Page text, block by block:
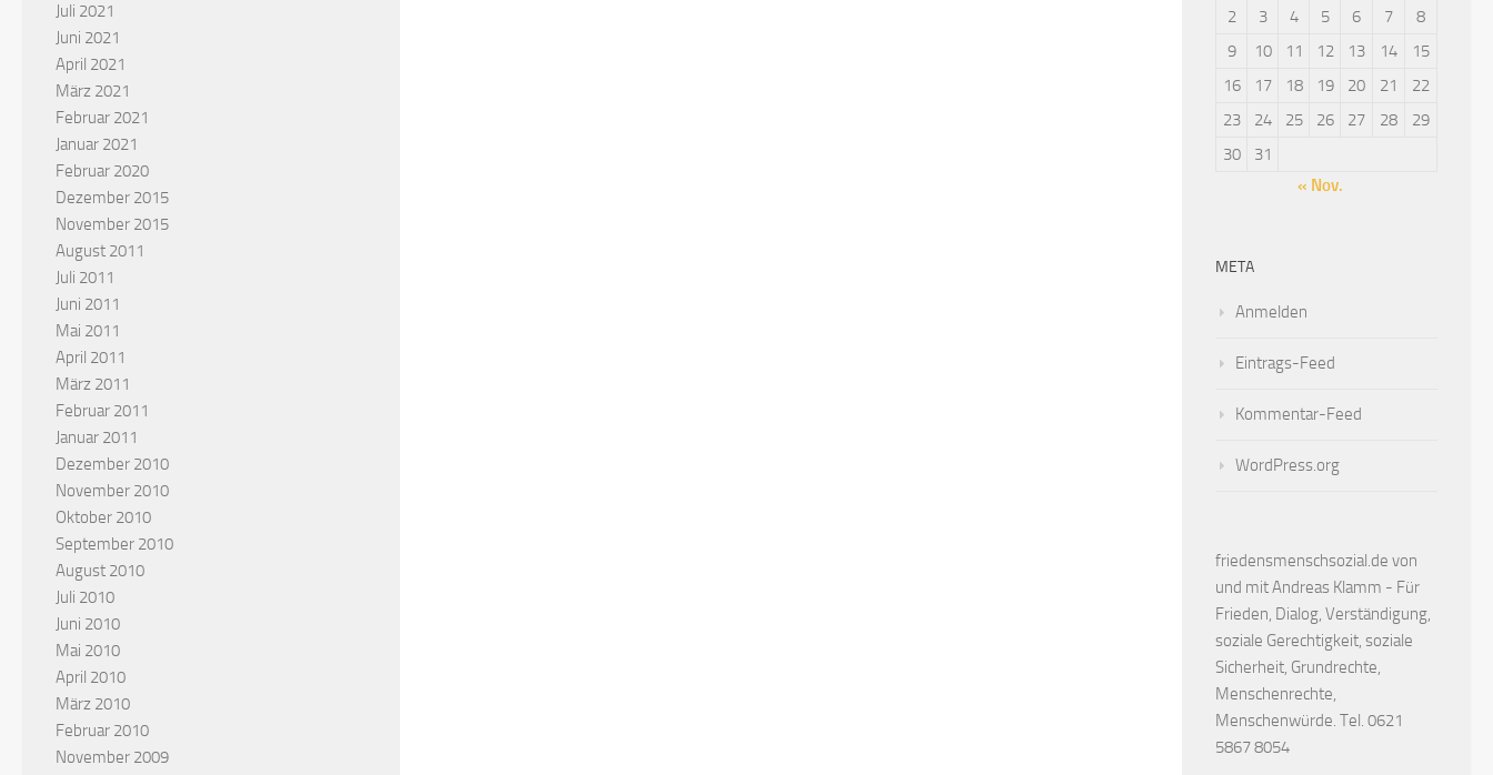
Juli 2021
Juni 2021
April 2021
März 2021
Februar 2021
Januar 2021
Februar 2020
Dezember 2015
November 2015
August 2011
Juli 2011
Juni 2011
Mai 2011
April 2011
März 2011
Februar 2011
Januar 2011
Dezember 2010
November 2010
Oktober 2010
September 2010
August 2010
Juli 2010
Juni 2010
Mai 2010
April 2010
März 2010
Februar 2010
November 2009
2
3 4 5 6 7
8
9
10 11 12 13 14
15
16
17 18 19 20 21
22
23
24 25 26 27 28
29
30
31
« Nov.
META
Anmelden
Eintrags-Feed
Kommentar-Feed
WordPress.org
friedensmenschsozial.de von
und mit Andreas Klamm - Für
Frieden, Dialog, Verständigung,
soziale Gerechtigkeit, soziale
Sicherheit, Grundrechte,
Menschenrechte,
Menschenwürde. Tel. 0621
5867 8054